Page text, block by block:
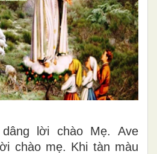
lời chào Mẹ. Ave
chào mẹ. Khi tàn màu